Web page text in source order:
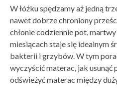
W łóżku spędzamy aż jedną
nawet dobrze chroniony
chłonie codziennie pot,
miesiącach staje się idealnym
bakterii i grzybów. W tym
wyczyścić materac, jak usunąć
odświeżyć materac między